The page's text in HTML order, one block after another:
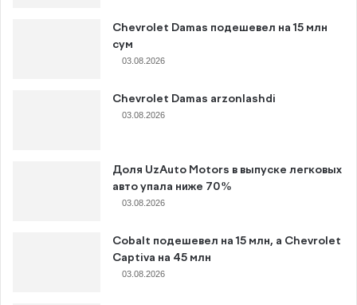
Chevrolet Damas подешевел на 15 млн
сум
03.08.2026
Chevrolet Damas arzonlashdi
03.08.2026
Доля UzAuto Motors в выпуске легковых
авто упала ниже 70%
03.08.2026
Cobalt подешевел на 15 млн, а Chevrolet
Captiva на 45 млн
03.08.2026